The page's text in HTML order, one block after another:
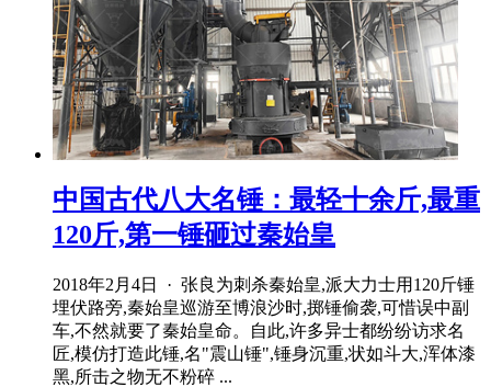
中国古代八大名锤：最轻十余斤,最重
120斤,第一锤砸过秦始皇
2018年2月4日 · 张良为刺杀秦始皇,派大力士用120斤锤
埋伏路旁,秦始皇巡游至博浪沙时,掷锤偷袭,可惜误中副
车,不然就要了秦始皇命。自此,许多异士都纷纷访求名
匠,模仿打造此锤,名"震山锤",锤身沉重,状如斗大,浑体漆
黑,所击之物无不粉碎 ...